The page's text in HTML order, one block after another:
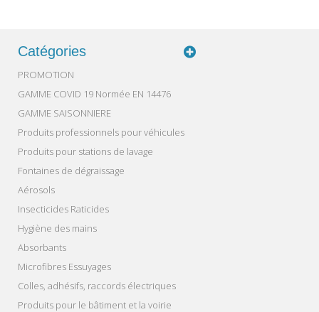
Catégories
PROMOTION
GAMME COVID 19 Normée EN 14476
GAMME SAISONNIERE
Produits professionnels pour véhicules
Produits pour stations de lavage
Fontaines de dégraissage
Aérosols
Insecticides Raticides
Hygiène des mains
Absorbants
Microfibres Essuyages
Colles, adhésifs, raccords électriques
Produits pour le bâtiment et la voirie